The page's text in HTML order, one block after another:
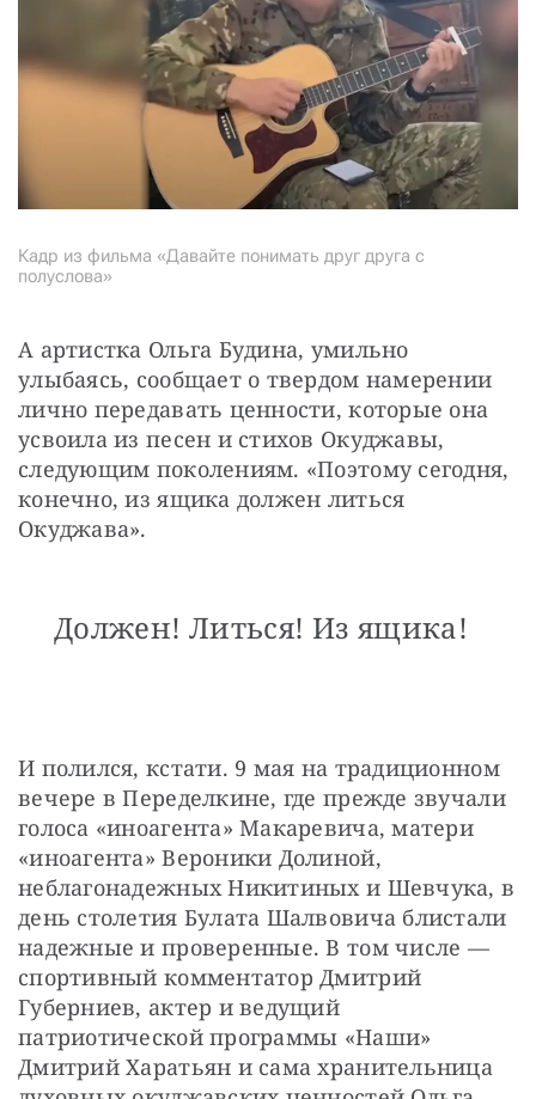
Кадр из фильма «Давайте понимать друг друга с
полуслова»
А артистка Ольга Будина, умильно
улыбаясь, сообщает о твердом намерении
лично передавать ценности, которые она
усвоила из песен и стихов Окуджавы,
следующим поколениям. «Поэтому сегодня,
конечно, из ящика должен литься
Окуджава».
Должен! Литься! Из ящика!
И полился, кстати. 9 мая на традиционном
вечере в Переделкине, где прежде звучали
голоса «иноагента» Макаревича, матери
«иноагента» Вероники Долиной,
неблагонадежных Никитиных и Шевчука, в
день столетия Булата Шалвовича блистали
надежные и проверенные. В том числе —
спортивный комментатор Дмитрий
Губерниев, актер и ведущий
патриотической программы «Наши»
Дмитрий Харатьян и сама хранительница